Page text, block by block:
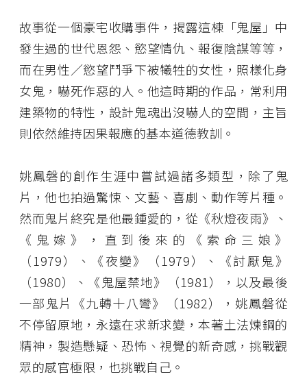
故事從一個豪宅收購事件，揭露這棟「鬼屋」中
發生過的世代恩怨、慾望情仇、報復陰謀等等，
而在男性／慾望鬥爭下被犧牲的女性，照樣化身
女鬼，嚇死作惡的人。他這時期的作品，常利用
建築物的特性，設計鬼魂出沒嚇人的空間，主旨
則依然維持因果報應的基本道德教訓。
姚鳳磐的創作生涯中嘗試過諸多類型，除了鬼
片，他也拍過驚悚、文藝、喜劇、動作等片種。
然而鬼片終究是他最鍾愛的，從《秋燈夜雨》、
《鬼嫁》，直到後來的《索命三娘》
（1979）、《夜變》（1979）、《討厭鬼》
（1980）、《鬼屋禁地》（1981），以及最後
一部鬼片《九轉十八彎》（1982），姚鳳磐從
不停留原地，永遠在求新求變，本著土法煉鋼的
精神，製造懸疑、恐怖、視覺的新奇感，挑戰觀
眾的感官極限，也挑戰自己。